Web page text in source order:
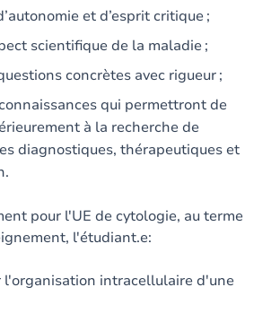
et d’esprit critique ;
scientifique de la maladie ;
concrètes avec rigueur ;
qui permettront de
à la recherche de
diagnostiques, thérapeutiques et
pour l'UE de cytologie, au terme
l'étudiant.e:
l'organisation intracellulaire d'une